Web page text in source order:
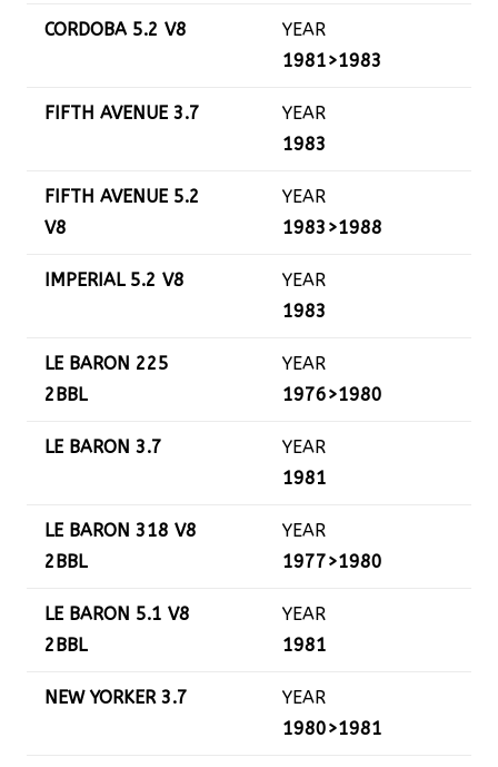
CORDOBA 5.2 V8
YEAR
1981>1983
FIFTH AVENUE 3.7
YEAR
1983
FIFTH AVENUE 5.2
V8
YEAR
1983>1988
IMPERIAL 5.2 V8
YEAR
1983
LE BARON 225
2BBL
YEAR
1976>1980
LE BARON 3.7
YEAR
1981
LE BARON 318 V8
2BBL
YEAR
1977>1980
LE BARON 5.1 V8
2BBL
YEAR
1981
NEW YORKER 3.7
YEAR
1980>1981